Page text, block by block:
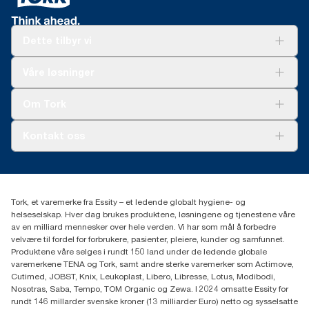
mai 2023. ClimatePartner-sertifisert produkt: https://climate-
id.com/no/9VIUDN
system, er de ikke ment å brukes i bærekraftsrapportering for
(+47) 22 70 62 00
Fredrik Selmers vei 6
0603 OSLO
Tork, et varemerke fra Essity – et ledende globalt hygiene- og
helseselskap. Hver dag brukes produktene, løsningene og tjenestene våre
av en milliard mennesker over hele verden. Vi har som mål å forbedre
velvære til fordel for forbrukere, pasienter, pleiere, kunder og samfunnet.
Produktene våre selges i rundt 150 land under de ledende globale
varemerkene TENA og Tork, samt andre sterke varemerker som Actimove,
Cutimed, JOBST, Knix, Leukoplast, Libero, Libresse, Lotus, Modibodi,
Nosotras, Saba, Tempo, TOM Organic og Zewa. I 2024 omsatte Essity for
rundt 146 millarder svenske kroner (13 milliarder Euro) netto og sysselsatte